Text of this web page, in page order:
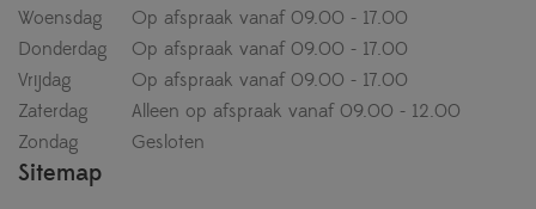
Woensdag
Op afspraak vanaf 09.00 - 17.00
Donderdag
Op afspraak vanaf 09.00 - 17.00
Vrijdag
Op afspraak vanaf 09.00 - 17.00
Zaterdag
Alleen op afspraak vanaf 09.00 - 12.00
Zondag
Gesloten
Sitemap